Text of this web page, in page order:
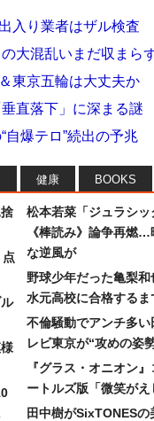
入り業者はザル検査
大混乱いまだ収まら
東京五輪は大丈夫か
直落下」に深まる謎
自爆テロ”続出の予兆
健康 BOOKS
点
松本若菜「ジュラシッ
《棒読み》論争再燃
な逆風が
野球少年だった亀梨
水元高校に合格する
不倫騒動でアンチ多
レビ東京が“攻めの姿
『グラス・オニオン
ートルズ版「微笑がえ
田中樹がSixTONES